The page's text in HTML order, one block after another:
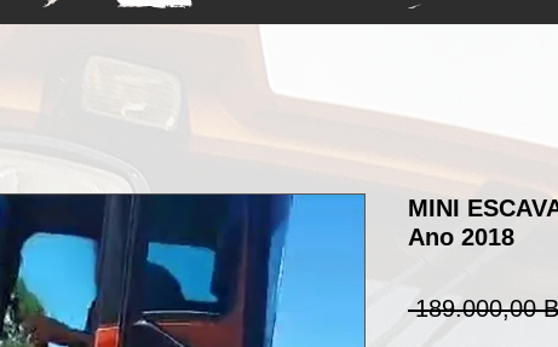
MINI
Ano 2018
189.000,00